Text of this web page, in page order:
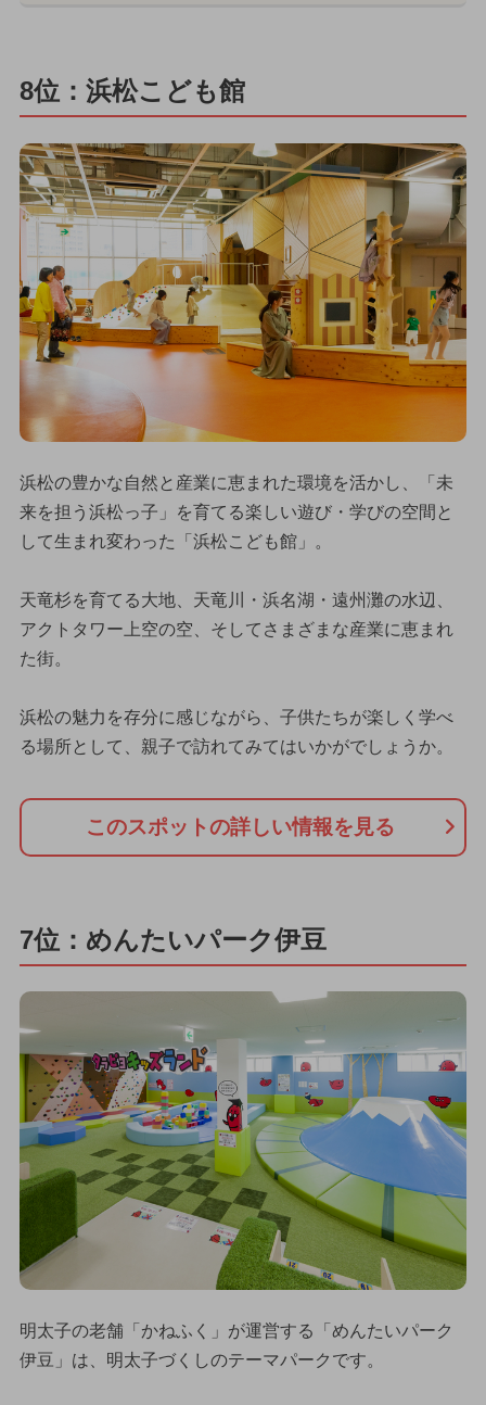
8位：浜松こども館
浜松の豊かな自然と産業に恵まれた環境を活かし、「未
来を担う浜松っ子」を育てる楽しい遊び・学びの空間と
して生まれ変わった「浜松こども館」。
天竜杉を育てる大地、天竜川・浜名湖・遠州灘の水辺、
アクトタワー上空の空、そしてさまざまな産業に恵まれ
た街。
浜松の魅力を存分に感じながら、子供たちが楽しく学べ
る場所として、親子で訪れてみてはいかがでしょうか。
このスポットの詳しい情報を見る
7位：めんたいパーク伊豆
明太子の老舗「かねふく」が運営する「めんたいパーク
伊豆」は、明太子づくしのテーマパークです。